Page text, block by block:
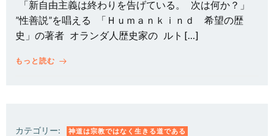
「新自由主義は終わりを告げている。 次は何か？」
”性善説”を唱える 「Ｈｕｍａｎｋｉｎｄ 希望の歴
史」の著者 オランダ人歴史家の ルト […]
もっと読む
カテゴリー: 神道は宗教ではなく生きる道である